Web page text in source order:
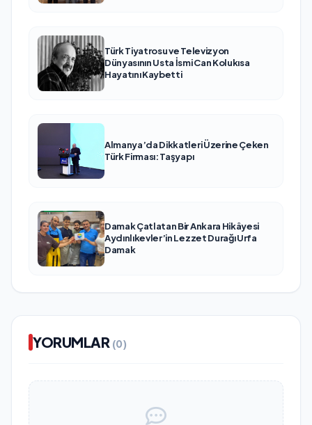
Türk Tiyatrosu ve Televizyon
Dünyasının Usta İsmi Can Kolukısa
Hayatını Kaybetti
Almanya’da Dikkatleri Üzerine Çeken
Türk Firması: Taşyapı
Damak Çatlatan Bir Ankara Hikâyesi
Aydınlıkevler’in Lezzet Durağı Urfa
Damak
YORUMLAR (0)